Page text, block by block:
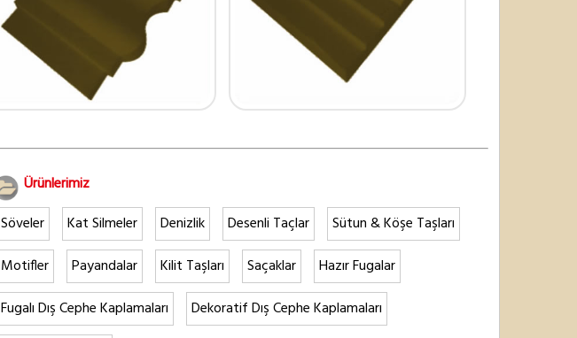
Ürünlerimiz
Söveler
Kat Silmeler Denizlik Desenli Taçlar
Sütun & Köşe Taşları
Motifler
Payandalar Kilit Taşları Saçaklar
Hazır Fugalar
Fugalı Dış Cephe Kaplamaları
Dekoratif Dış Cephe Kaplamaları